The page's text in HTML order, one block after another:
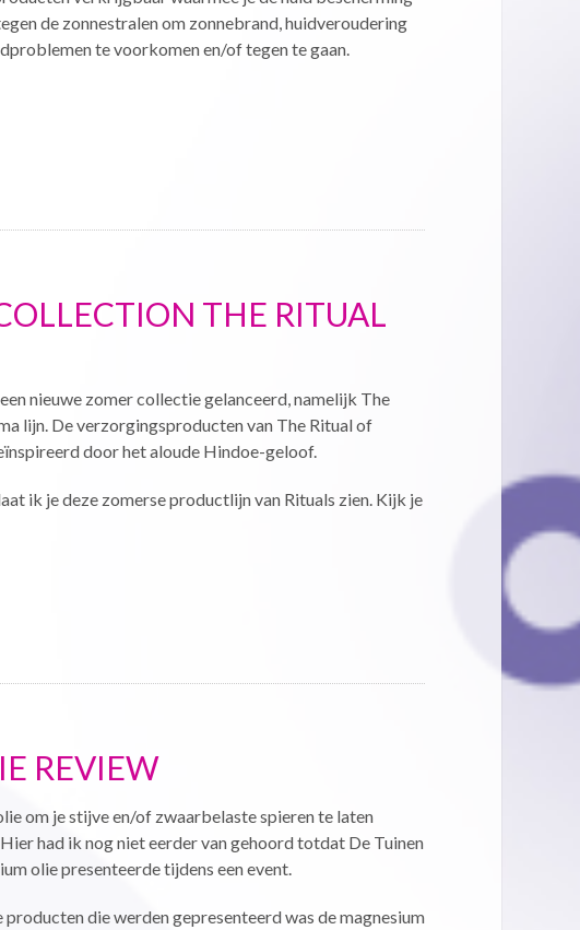
de zonnestralen om zonnebrand, huidveroudering
te voorkomen en/of tegen te gaan.
THE RITUAL
nieuwe zomer collectie gelanceerd, namelijk The
lijn. De verzorgingsproducten van The Ritual of
door het aloude Hindoe-geloof.
ik je deze zomerse productlijn van Rituals zien. Kijk je
REVIEW
om je stijve en/of zwaarbelaste spieren te laten
had ik nog niet eerder van gehoord totdat De Tuinen
olie presenteerde tijdens een event.
producten die werden gepresenteerd was de magnesium